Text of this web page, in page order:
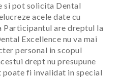
si pot solicita Dental
acele date cu
Participantul are dreptul la
Excellence nu va mai
personal in scopul
drept nu presupune
fi invalidat in special